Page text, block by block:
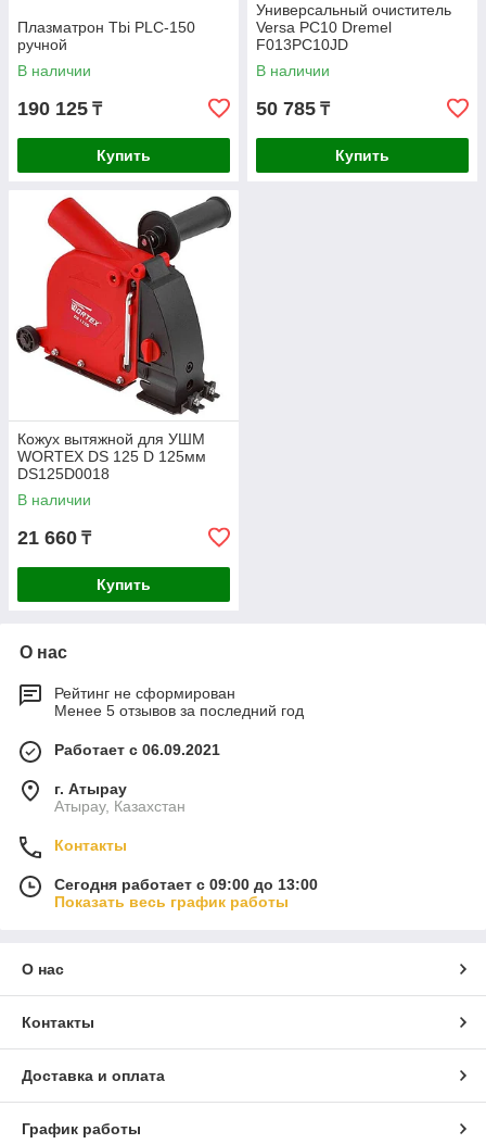
Плазматрон Tbi PLC-150
ручной
В наличии
190 125 ₸
Купить
Универсальный очиститель
Versa PC10 Dremel
F013PC10JD
В наличии
50 785 ₸
Купить
Кожух вытяжной для УШМ
WORTEX DS 125 D 125мм
DS125D0018
В наличии
21 660 ₸
Купить
О нас
Рейтинг не сформирован
Менее 5 отзывов за последний год
Работает с 06.09.2021
г. Атырау
Атырау, Казахстан
Контакты
Сегодня работает с 09:00 до 13:00
Показать весь график работы
О нас
Контакты
Доставка и оплата
График работы